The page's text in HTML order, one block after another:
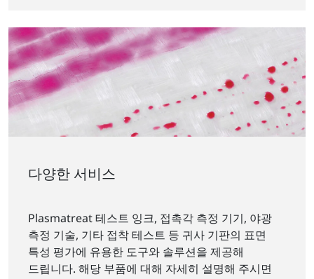
다양한 서비스
Plasmatreat 테스트 잉크, 접촉각 측정 기기, 야광
측정 기술, 기타 접착 테스트 등 귀사 기판의 표면
특성 평가에 유용한 도구와 솔루션을 제공해
드립니다. 해당 부품에 대해 자세히 설명해 주시면